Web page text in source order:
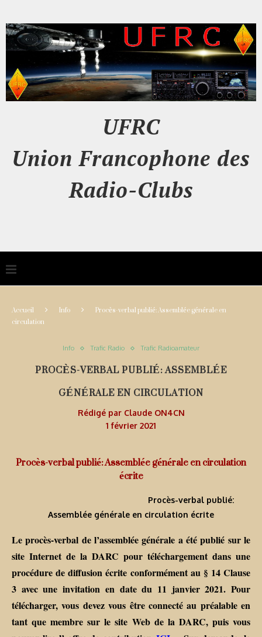
UFRC
Union Francophone des
Radio-Clubs
Accueil Info Procès-verbal publié: Assemblée générale en
circulation
Info Trafic Radio Trafic Radioamateur
PROCÈS-VERBAL PUBLIÉ: ASSEMBLÉE
GÉNÉRALE EN CIRCULATION
Rédigé par Claude ON4CN
1 février 2021
Procès-verbal publié: Assemblée générale en circulation
écrite
Procès-verbal publié:
Assemblée générale en circulation écrite
Le procès-verbal de l’assemblée générale a été publié sur le
site Internet de la DARC pour téléchargement dans une
procédure de diffusion écrite conformément au § 14 Clause
3 avec une invitation en date du 11 janvier 2021. Pour
télécharger, vous devez vous être connecté au préalable en
tant que membre sur le site Web de la DARC, puis vous